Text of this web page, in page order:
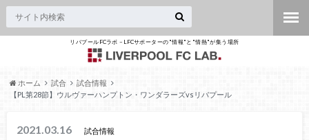
リバプールFCラボ – LFCサポーターの"情報"と"情熱"が集う場所
ホーム 試合
試合情報
【PL第28節】ウルヴァーハンプトン・ワンダラーズvsリバプール
2021.03.16 試合情報